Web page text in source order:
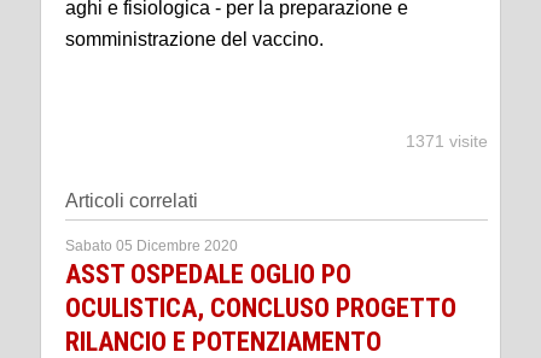
aghi e fisiologica - per la preparazione e
somministrazione del vaccino.
1371 visite
Articoli correlati
Sabato 05 Dicembre 2020
ASST OSPEDALE OGLIO PO
OCULISTICA, CONCLUSO PROGETTO
RILANCIO E POTENZIAMENTO